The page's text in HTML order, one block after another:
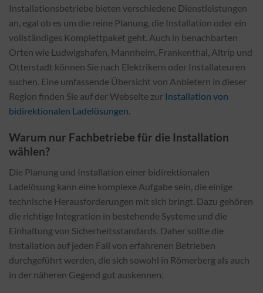
Installationsbetriebe bieten verschiedene Dienstleistungen
an, egal ob es um die reine Planung, die Installation oder ein
vollständiges Komplettpaket geht. Auch in benachbarten
Orten wie Ludwigshafen, Mannheim, Frankenthal, Altrip und
Otterstadt können Sie nach Elektrikern oder Installateuren
suchen. Eine umfassende Übersicht von Anbietern in dieser
Region finden Sie auf der Webseite zur Installation von
bidirektionalen Ladelösungen.
Warum nur Fachbetriebe für die Installation
wählen?
Die Planung und Installation einer bidirektionalen
Ladelösung kann eine komplexe Aufgabe sein, die einige
technische Herausforderungen mit sich bringt. Dazu gehören
die richtige Integration in bestehende Systeme und die
Einhaltung von Sicherheitsstandards. Daher sollte die
Installation auf jeden Fall von erfahrenen Betrieben
durchgeführt werden, die sich sowohl in Römerberg als auch
in der näheren Gegend gut auskennen.